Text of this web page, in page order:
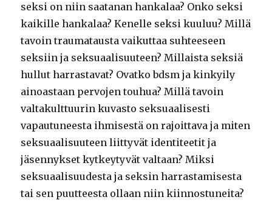
seksi on niin saatanan hankalaa? Onko seksi
kaikille hankalaa? Kenelle seksi kuuluu? Millä
tavoin traumatausta vaikuttaa suhteeseen
seksiin ja seksuaalisuuteen? Millaista seksiä
hullut harrastavat? Ovatko bdsm ja kinkyily
ainoastaan pervojen touhua? Millä tavoin
valtakulttuurin kuvasto seksuaalisesti
vapautuneesta ihmisestä on rajoittava ja miten
seksuaalisuuteen liittyvät identiteetit ja
jäsennykset kytkeytyvät valtaan? Miksi
seksuaalisuudesta ja seksin harrastamisesta
tai sen puutteesta ollaan niin kiinnostuneita?